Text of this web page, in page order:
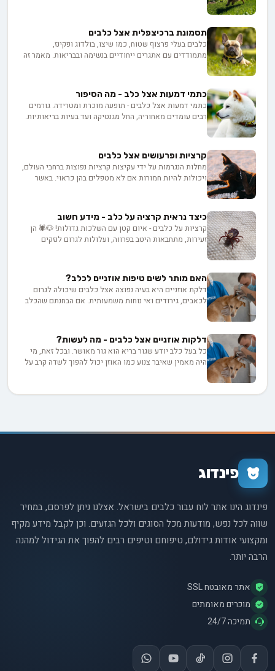
האורחים הלא רצויים הללו.
תסמונת ברכיצפלית אצל כלבים
כלבים בעלי פרצוף שטוח, כמו שיצו, בולדוג ופקינז,
מתמודדים עם אתגרים ייחודיים בנשימה ובבריאות. מאמר זה
הפרוונים המיוחדים ולאפשר להם לנשום בקלות.
כתמי דמעות אצל כלב - מה הסיפור
כתמי דמעות אצל כלבים - תופעה מוכרת ומטרידה. גורמים
רבים עומדים מאחוריה, החל מגנטיקה ועד בעיות בריאותיות.
שלנו חיים מאושרים ובריאים יותר. אתם מוכנים להרפתקה?
קרציות ופרעושים אצל כלבים
מחלות הנגרמות על ידי עקיצות קרציות נפוצות ברחבי העולם,
ויכולות להיות חמורות אם לא מטפלים בהן כראוי. באשר
עבור חברינו הפרוותיים האהובים. במאמר זה נשפוך אור על
הנושא וננגיש לבעלי כלבים את הידע הנדרש כדי להגן על
חיות המחמד שלהם מפני אורחים לא רצויים אלה.
כיצד נראית קרציה על כלב - מידע חשוב
קרציות על כלבים - איום קטן עם השלכות גדולות! 🐶🕷️ הן
זעירות, מתחבאות היטב בפרווה, ועלולות לגרום לנזקים
הסימפטומים המדאיגים של מחלות המועברות על ידי קרציות,
ומה הן הדרכים היעילות להיפטר מהן ולמנוע הדבקה עתידית.
אז אם אתם רוצים להגן על הכלב שלכם מפני האיום הקטן
והמסוכן הזה, המשיכו לקרוא!
האם מותר לשים טיפות אוזניים לכלב?
דלקת אוזניים היא בעיה נפוצה אצל כלבים שיכולה לגרום
לכאבים, גירודים ואי נוחות משמעותית. אם הבחנתם שהכלב
אוזניים, חשיבות הטיפול המהיר, אפשרויות הטיפול כמו
טיפות אוזניים, מתי כדאי לפנות לווטרינר, וכיצד ניתן למנוע
את הישנות הבעיה בעתיד. אז אם אתם רוצים לדעת איך
לשמור על בריאות האוזניים של הכלב שלכם ולהבטיח שהוא
דלקות אוזניים אצל כלבים - מה לעשות?
כל בעל כלב יודע שגור בריא הוא גור מאושר. ובכל זאת, מי
היה מאמין שאיבר צנוע כמו האוזן יכול להפוך לשדה קרב על
למצוקה, אי נוחות וביקורים תכופים אצל הווטרינר.
פינדוג
פינדוג הינו אתר לוח עבור כלבים בישראל. אצלנו ניתן לפרסם, במחיר
שווה לכל נפש, מודעות מכל הסוגים ולכל הגזעים. וכן לקבל מידע מקיף
ומקצועי אודות גידולם, טיפוחם וטיפים רבים להפוך את הגידול למהנה
הרבה יותר.
אתר מאובטח SSL
מוכרים מאומתים
תמיכה 24/7